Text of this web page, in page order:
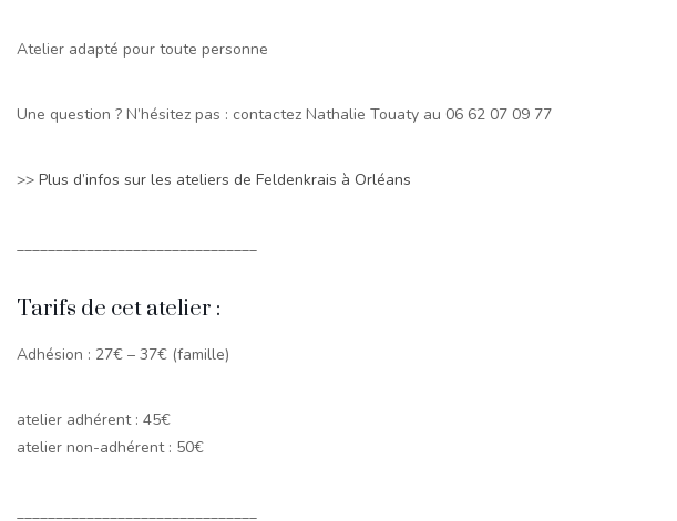
Atelier adapté pour toute personne
Une question ? N’hésitez pas : contactez Nathalie Touaty au 06 62 07 09 77
>> Plus d’infos sur les ateliers de Feldenkrais à Orléans
Tarifs de cet atelier :
Adhésion : 27€ – 37€ (famille)
atelier adhérent : 45€
atelier non-adhérent : 50€